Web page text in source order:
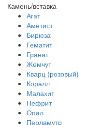
Камень/вставка
Агат
Аметист
Бирюза
Гематит
Гранат
Жемчуг
Кварц (розовый)
Коралл
Малахит
Нефрит
Опал
Перламутр